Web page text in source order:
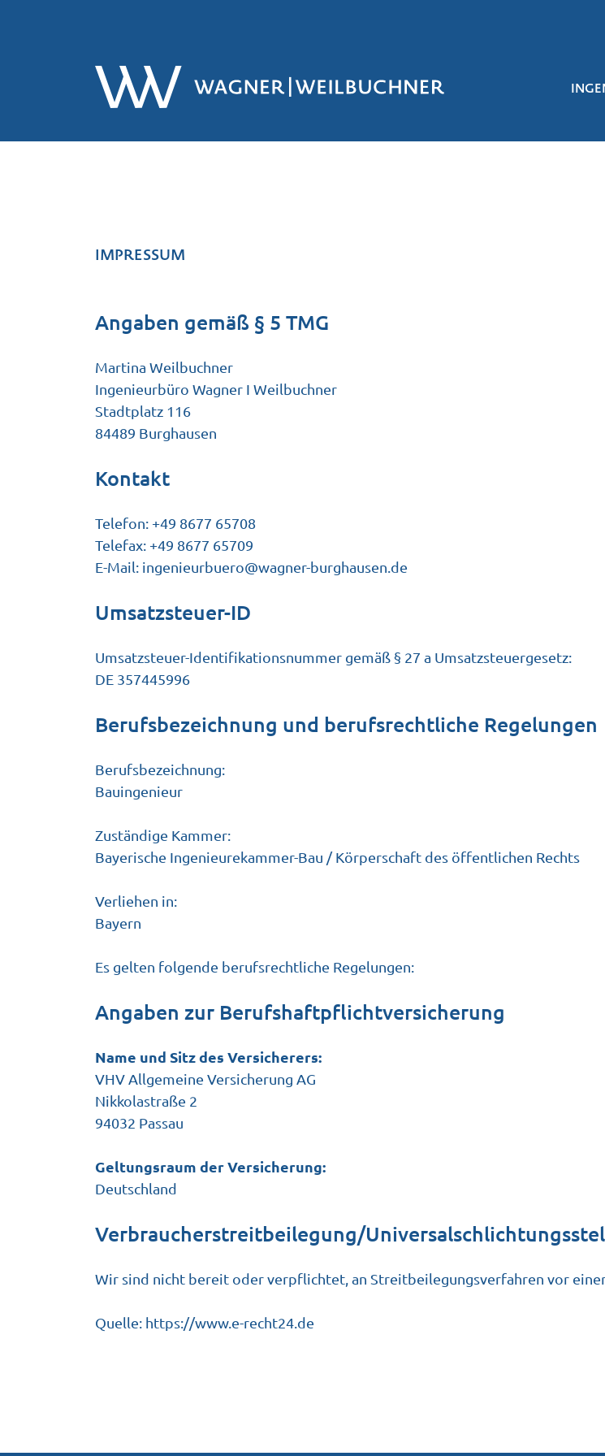
IMPRESSUM
Angaben gemäß § 5 TMG
Martina Weilbuchner
Ingenieurbüro Wagner I Weilbuchner
Stadtplatz 116
84489 Burghausen
Kontakt
Telefon: +49 8677 65708
Telefax: +49 8677 65709
E-Mail: ingenieurbuero@wagner-burghausen.de
Umsatzsteuer-ID
Umsatzsteuer-Identifikationsnummer gemäß § 27 a Umsatzsteuergesetz:
DE 357445996
Berufsbezeichnung und berufsrechtliche Regelungen
Berufsbezeichnung:
Bauingenieur
Zuständige Kammer:
Bayerische Ingenieurekammer-Bau / Körperschaft des öffentlichen Rechts
Verliehen in:
Bayern
Es gelten folgende berufsrechtliche Regelungen:
Angaben zur Berufs­haftpflicht­versicherung
Name und Sitz des Versicherers:
VHV Allgemeine Versicherung AG
Nikkolastraße 2
94032 Passau
Geltungsraum der Versicherung:
Deutschland
Verbraucher­streit­beilegung/
Wir sind nicht bereit oder verpflichtet, an Streitbeilegungsverfahren vor
Quelle: https://www.e-recht24.de